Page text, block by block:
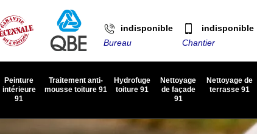
indisponible
Bureau
indisponible
Chantier
Peinture
intérieure
91
Traitement anti-
mousse toiture 91
Hydrofuge
toiture 91
Nettoyage
de façade
91
Nettoyage de
terrasse 91